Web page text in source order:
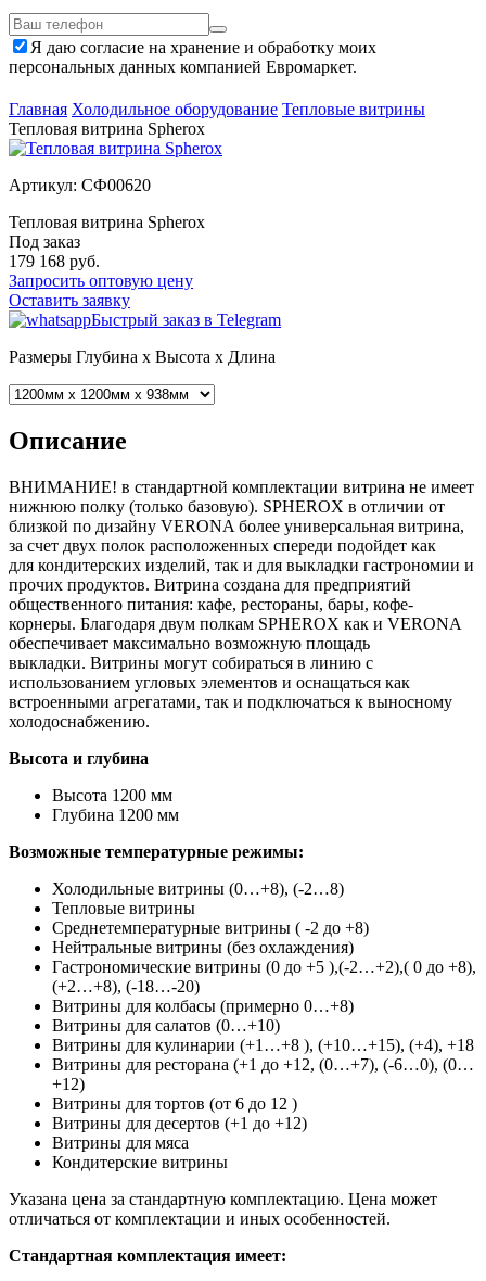
Я даю согласие на хранение и обработку моих
персональных данных компанией Евромаркет.
Главная Холодильное оборудование Тепловые витрины
Тепловая витрина Spherox
Артикул: СФ00620
Тепловая витрина Spherox
Под заказ
179 168 руб.
Запросить оптовую цену
Оставить заявку
Быстрый заказ в Telegram
Размеры Глубина x Высота x Длина
Описание
ВНИМАНИЕ! в стандартной комплектации витрина не имеет
нижнюю полку (только базовую). SPHEROX в отличии от
близкой по дизайну VERONA более универсальная витрина,
за счет двух полок расположенных спереди подойдет как
для кондитерских изделий, так и для выкладки гастрономии и
прочих продуктов. Витрина создана для предприятий
общественного питания: кафе, рестораны, бары, кофе-
корнеры. Благодаря двум полкам SPHEROX как и VERONA
обеспечивает максимально возможную площадь
выкладки. Витрины могут собираться в линию с
использованием угловых элементов и оснащаться как
встроенными агрегатами, так и подключаться к выносному
холодоснабжению.
Высота и глубина
Высота 1200 мм
Глубина 1200 мм
Возможные температурные режимы:
Холодильные витрины (0…+8), (-2…8)
Тепловые витрины
Среднетемпературные витрины ( -2 до +8)
Нейтральные витрины (без охлаждения)
Гастрономические витрины (0 до +5 ),(-2…+2),( 0 до +8),
(+2…+8), (-18…-20)
Витрины для колбасы (примерно 0…+8)
Витрины для салатов (0…+10)
Витрины для кулинарии (+1…+8 ), (+10…+15), (+4), +18
Витрины для ресторана (+1 до +12, (0…+7), (-6…0), (0…
+12)
Витрины для тортов (от 6 до 12 )
Витрины для десертов (+1 до +12)
Витрины для мяса
Кондитерские витрины
Указана цена за стандартную комплектацию. Цена может
отличаться от комплектации и иных особенностей.
Стандартная комплектация имеет: